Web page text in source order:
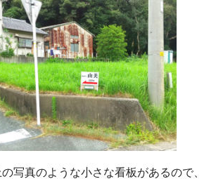
写真のような小さな看板があるので、